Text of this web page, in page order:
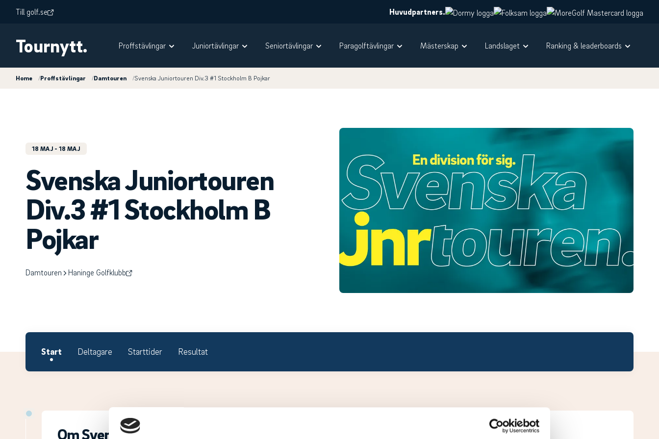
Till golf.se Huvudpartners.
Tournytt. Proffstävlingar Juniortävlingar Seniortävlingar Paragolftävlingar Mästerskap Landslaget Ranking & leaderboards
Home /Proffstävlingar /Damtouren /Svenska Juniortouren Div.3 #1 Stockholm B Pojkar
18 MAJ - 18 MAJ
Svenska Juniortouren
Div.3 #1 Stockholm B
Pojkar
Damtouren Haninge Golfklubb
Start Deltagare Starttider Resultat
Om Svenska Juniortouren Division 3. Leaderboard.